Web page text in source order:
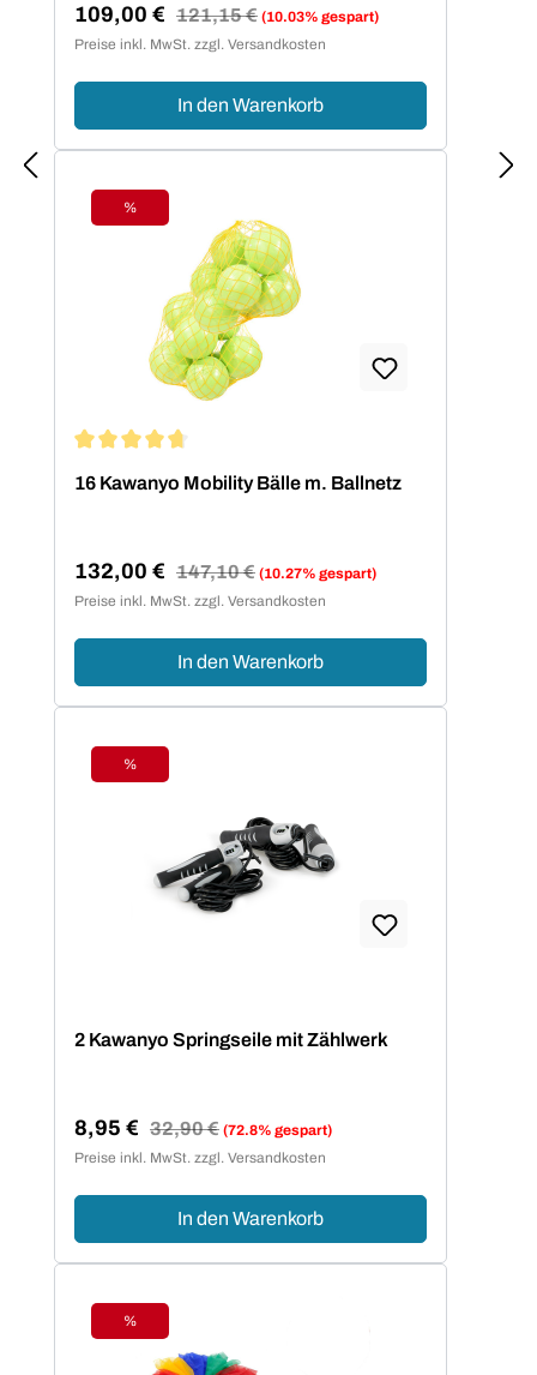
Verkaufspreis:
109,00 € Regulärer Preis:
121,15 € (10.03% gespart)
Preise inkl. MwSt. zzgl. Versandkosten
In den Warenkorb
Rabatt
%
16 Kawanyo Mobility Bälle m. Ballnetz
Verkaufspreis:
132,00 € Regulärer Preis:
147,10 € (10.27% gespart)
Preise inkl. MwSt. zzgl. Versandkosten
In den Warenkorb
Rabatt
%
2 Kawanyo Springseile mit Zählwerk
Verkaufspreis:
8,95 € Regulärer Preis:
32,90 € (72.8% gespart)
Preise inkl. MwSt. zzgl. Versandkosten
In den Warenkorb
Rabatt
%